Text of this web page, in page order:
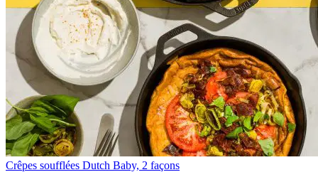
Crêpes soufflées Dutch Baby, 2 façons